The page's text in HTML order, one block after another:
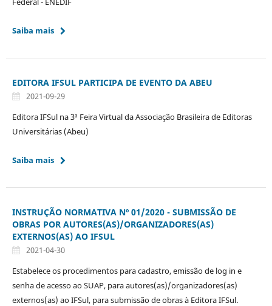
Saiba mais
EDITORA IFSUL PARTICIPA DE EVENTO DA ABEU
2021-09-29
Editora IFSul na 3ª Feira Virtual da Associação Brasileira de Editoras
Universitárias (Abeu)
Saiba mais
INSTRUÇÃO NORMATIVA Nº 01/2020 - SUBMISSÃO DE
OBRAS POR AUTORES(AS)/ORGANIZADORES(AS)
EXTERNOS(AS) AO IFSUL
2021-04-30
Estabelece os procedimentos para cadastro, emissão de log in e
senha de acesso ao SUAP, para autores(as)/organizadores(as)
externos(as) ao IFSul, para submissão de obras à Editora IFSul.